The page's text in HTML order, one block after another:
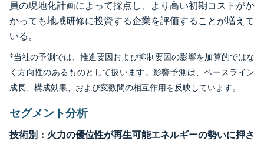
員の現地化計画によって採点し、より高い初期コストがか
かっても地域研修に投資する企業を評価することが増えて
いる。
*当社の予測では、推進要因および抑制要因の影響を加算的ではな
く方向性のあるものとして扱います。影響予測は、ベースライン
成長、構成効果、および変数間の相互作用を反映しています。
セグメント分析
技術別：火力の優位性が再生可能エネルギーの勢いに押さ